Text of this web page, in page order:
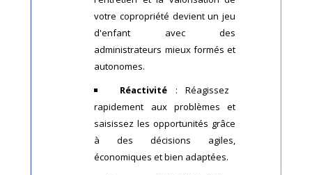
votre copropriété devient un jeu
d'enfant avec des
administrateurs mieux formés et
autonomes.
Réactivité: Réagissez
rapidement aux problèmes et
saisissez les opportunités grâce
à des décisions agiles,
économiques et bien adaptées.